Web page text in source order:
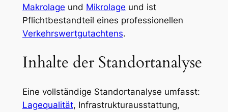
Makrolage und Mikrolage und ist
Pflichtbestandteil eines professionellen
Verkehrswertgutachtens.
Inhalte der Standortanalyse
Eine vollständige Standortanalyse umfasst:
Lagequalität, Infrastrukturausstattung,